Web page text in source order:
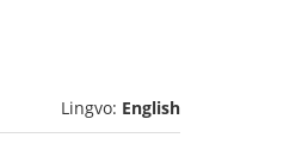
Lingvo: English